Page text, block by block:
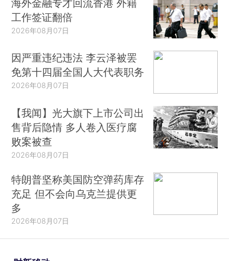
海外金融专才回流香港 外籍
工作签证翻倍
2026年08月07日
因严重违纪违法 李云泽被罢
免第十四届全国人大代表职务
2026年08月07日
【我闻】光大旗下上市公司出
售背后隐情 多人卷入医疗腐
败案被查
2026年08月07日
特朗普坚称美国防空弹药库存
充足 但不会向乌克兰提供更
多
2026年08月07日